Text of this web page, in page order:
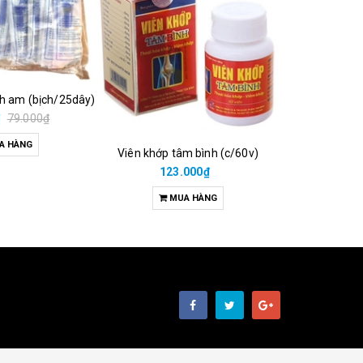
am (bịch/25dây)
79.000₫
HÀNG
Viên khớp tâm bình (c/60v)
123.000₫
MUA HÀNG